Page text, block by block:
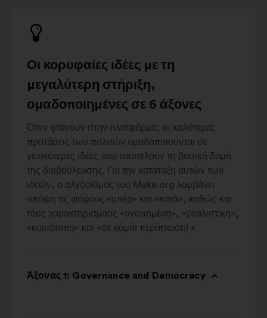
Οι κορυφαίες ιδέες με τη
μεγαλύτερη στήριξη,
ομαδοποιημένες σε 6 άξονες
Όταν φτάνουν στην πλατφόρμα, οι καλύτερες
προτάσεις των πολιτών ομαδοποιούνται σε
γενικότερες ιδέες που αποτελούν τη βασική δομή
της διαβούλευσης. Για την κατάταξη αυτών των
ιδεών, ο αλγόριθμος του Make.org λαμβάνει
υπόψη τις ψήφους «υπέρ» και «κατά», καθώς και
τους χαρακτηρισμούς «αγαπημένη», «ρεαλιστική»,
«κοινότοπη» και «σε καμία περίπτωση! ».
Άξονας 1: Governance and Democracy